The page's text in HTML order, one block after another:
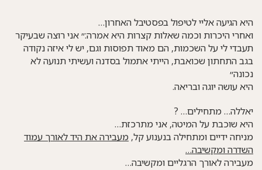
היא הגיעה אליי לטיפול בפסטיבל האחרון…
ואחרי היכרות וכמה שאלות קצרות היא אמרה:״ אני רוצה שבעיקר
תעבדי לי על השכמות, הם מאוד תפוסות וגם, יש לי איזה נקודה
בגב התחתון שכואבת, הייתי אתמול בסדנה ועשיתי תנועה לא
נכונה״
היא עושה יוגה ובריאה.
יאללה… מתחילים… ?
היא שוכבת על המיטה, אני מתרכזת…
מניחה ידיים ומתחילה בנענוע קל, מעבירה את היד לאורך עמוד
השדרה ומקשיבה…
מעבירה לאורך הרגליים ומקשיבה…